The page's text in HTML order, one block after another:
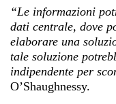
“Le informazioni
dati centrale, dove
elaborare una
tale soluzione
indipendente per
O’Shaughnessy.